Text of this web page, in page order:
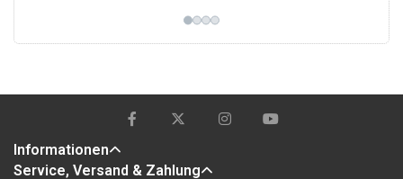
Informationen
Service, Versand & Zahlung